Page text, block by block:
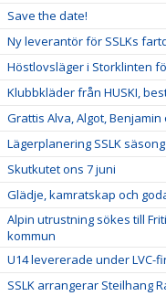
Save the date!
Ny leverantör för SSLKs
Höstlovsläger i Storklinten
Klubbkläder från HUSKI,
Grattis Alva, Algot, Benjamin
Lägerplanering SSLK
Skutkutet ons 7 juni
Glädje, kamratskap och
Alpin utrustning sökes till
kommun
U14 levererade under LVC-
SSLK arrangerar Steilhang